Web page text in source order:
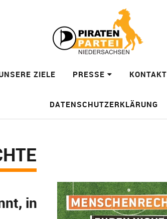
ZIELE PRESSE KONTAKT
DATENSCHUTZERKLÄRUNG
in